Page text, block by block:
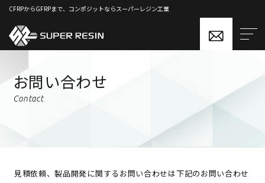
CFRPからGFRPまで、コンポジットならスーパーレジン工業
お問い合わせ
Contact
見積依頼、製品開発に関するお問い合わせは下記のお問い合わせ